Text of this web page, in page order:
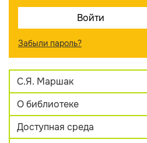
Забыли пароль?
С.Я. Маршак
О библиотеке
Доступная среда